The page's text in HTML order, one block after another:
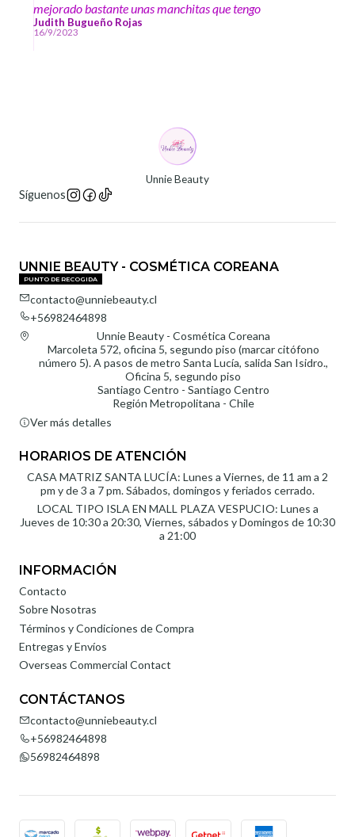
mejorado bastante unas manchitas que tengo
Judith Bugueño Rojas
16/9/2023
Unnie Beauty
Síguenos
UNNIE BEAUTY - COSMÉTICA COREANA
PUNTO DE RECOGIDA
contacto@unniebeauty.cl
+56982464898
Unnie Beauty - Cosmética Coreana
Marcoleta 572, oficina 5, segundo piso (marcar citófono
número 5). A pasos de metro Santa Lucía, salida San Isidro.,
Oficina 5, segundo piso
Santiago Centro - Santiago Centro
Región Metropolitana - Chile
Ver más detalles
HORARIOS DE ATENCIÓN
CASA MATRIZ SANTA LUCÍA: Lunes a Viernes, de 11 am a 2
pm y de 3 a 7 pm. Sábados, domingos y feriados cerrado.
LOCAL TIPO ISLA EN MALL PLAZA VESPUCIO: Lunes a
Jueves de 10:30 a 20:30, Viernes, sábados y Domingos de 10:30
a 21:00
INFORMACIÓN
Contacto
Sobre Nosotras
Términos y Condiciones de Compra
Entregas y Envíos
Overseas Commercial Contact
CONTÁCTANOS
contacto@unniebeauty.cl
+56982464898
56982464898